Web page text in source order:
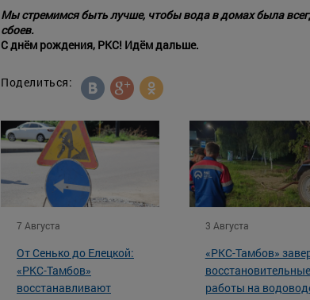
Мы стремимся быть лучше, чтобы вода в домах была
сбоев.
С днём рождения, РКС! Идём дальше.
Поделиться:
7 Августа
От Сенько до Елецкой:
«РКС-Тамбов»
восстанавливают
3 Августа
«РКС-Тамбов»
восстановительные
работы на